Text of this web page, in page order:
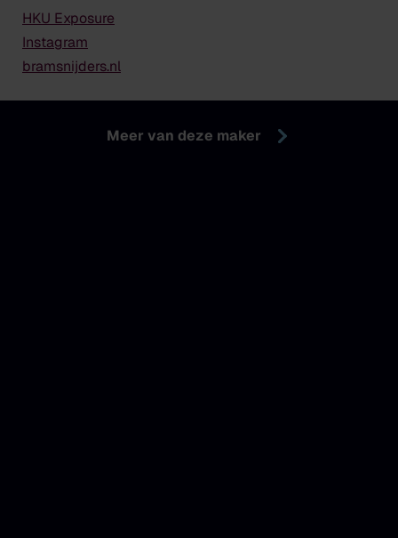
HKU Exposure
Instagram
bramsnijders.nl
Meer van deze maker